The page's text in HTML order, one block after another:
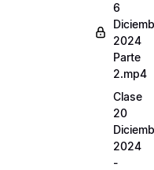
6
2024
Parte
2.mp4
Clase
20
2024
-